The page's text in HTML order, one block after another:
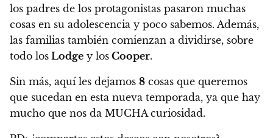
los padres de los protagonistas pasaron muchas
cosas en su adolescencia y poco sabemos. Además,
las familias también comienzan a dividirse, sobre
todo los Lodge y los Cooper.
Sin más, aquí les dejamos 8 cosas que queremos
que sucedan en esta nueva temporada, ya que hay
mucho que nos da MUCHA curiosidad.